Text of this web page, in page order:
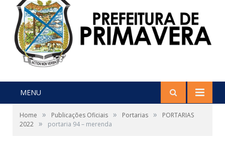
MENU
Home » Publicações Oficiais » Portarias »
PORTARIAS
2022 » portaria 94 – merenda